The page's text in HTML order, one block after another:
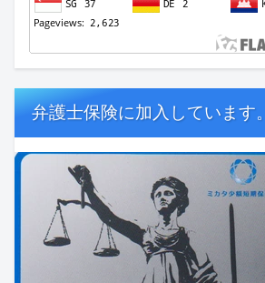
弁護士保険に加入しています。